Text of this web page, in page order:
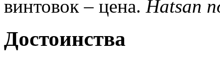
винтовок – цена. Hatsan
Достоинства